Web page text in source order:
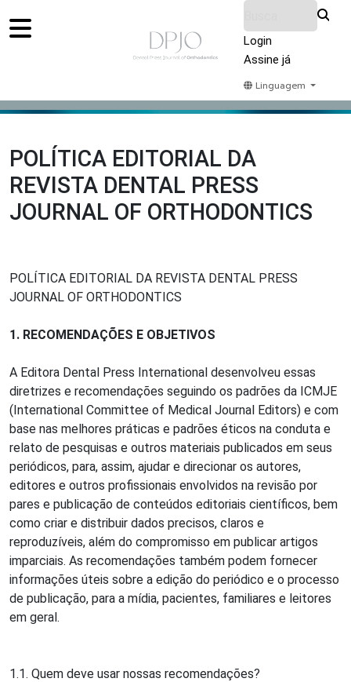
Login
Assine já
Linguagem
POLÍTICA EDITORIAL DA
REVISTA DENTAL PRESS
JOURNAL OF ORTHODONTICS
POLÍTICA EDITORIAL DA REVISTA DENTAL PRESS
JOURNAL OF ORTHODONTICS
1. RECOMENDAÇÕES E OBJETIVOS
A Editora Dental Press International desenvolveu essas
diretrizes e recomendações seguindo os padrões da ICMJE
(International Committee of Medical Journal Editors) e com
base nas melhores práticas e padrões éticos na conduta e
relato de pesquisas e outros materiais publicados em seus
periódicos, para, assim, ajudar e direcionar os autores,
editores e outros profissionais envolvidos na revisão por
pares e publicação de conteúdos editoriais científicos, bem
como criar e distribuir dados precisos, claros e
reproduzíveis, além do compromisso em publicar artigos
imparciais. As recomendações também podem fornecer
informações úteis sobre a edição do periódico e o processo
de publicação, para a mídia, pacientes, familiares e leitores
em geral.
1.1. Quem deve usar nossas recomendações?